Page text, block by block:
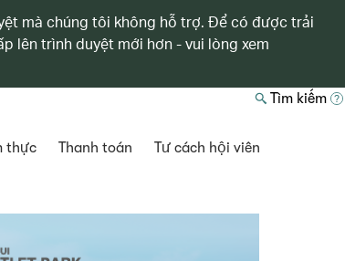
mà chúng tôi không hỗ trợ. Để có được trải
lên trình duyệt mới hơn - vui lòng xem
Tìm kiếm
thực Thanh toán Tư cách hội viên